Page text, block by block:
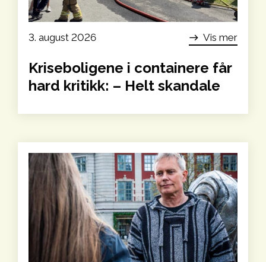
3. august 2026 east Vis mer
Kriseboligene i containere får
hard kritikk: – Helt skandale